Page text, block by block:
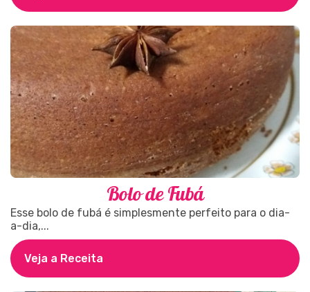
Bolo de Fubá
Esse bolo de fubá é simplesmente perfeito para o dia-
a-dia,...
Veja a Receita